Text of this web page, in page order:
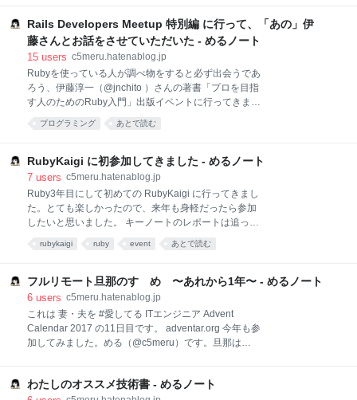
定を辞退した理由については、直接聞いてもらうか、
時期でお察しください。。 有給を使いきっていたのも
あり、もともとバッファで2週間だけ無職になること
らない、ということでTwitterで求職してみることにし
ました。 諸事情により、ゆる募。 Rails歴1年2ヶ月、
PHP歴1年、フロントエンド歴3年程度のエンジニアを
雇ってもいいよ、というところ。 その他の経歴等につ
Rails Developers Meetup 特別編 に行って、「あの」伊
藤さんとお話をさせていただいた - めるノート
15 users c5meru.hatenablog.jp
Rubyを使っている人が調べ物をすると必ず出会うであ
ろう、伊藤淳一（@jnchito ）さんの著書「プロを目指
す人のためのRuby入門」出版イベントに行ってきまし
た。 techplay.jp 著書はこちら ruby-book.jnito.com 動
機は単純で、物理の伊藤さんがひと目見たかったから
きで、そこには以下のような理由があります。 文系出
身エンジニアだから（自分も文系出身なので） 元バン
ドマンだから（自分も音楽漬けだったことがあるの
で） フルリモートだから（旦那がフルリモートなの
で） 読む人、相手の気持ちを考えているから そこに裏
話で出ていたものもありますが、過去の記事でも取り
くだり↓ blog.jnito.com ↓読む人の気持ちを
プログラミング あとで読む
RubyKaigi に初参加してきました - めるノート
7 users c5meru.hatenablog.jp
Ruby3年目にして初めての RubyKaigi に行ってきまし
た。とても楽しかったので、来年も身軽だったら参加
したいと思いました。 キーノートのレポートは追って
会社ブログにあげる予定なので、ここではセッション
以外の話を箇条書きしていきます。 知見 朝早めに行っ
なくなるらしい スポンサーのノベルティも早めに回ら
ないとなくなる 荷物は少なめがよい 飲み会が川で行わ
れるらしい カラオケではジャンル別に部屋ができるら
しい partyをしっかりチェックして、ちゃんと夜の予定
を定めるべし 前夜祭の船とコード懇親会、面白そうだ
リギリになってしまった よかったこと エモリハウスに
突撃した エモリハウス ぼっちにならない 一方で団体
rubykaigi ruby event あとで読む
フルリモート旦那のすゝめ 〜あれから1年〜 - めるノート
6 users c5meru.hatenablog.jp
これは 妻・夫を #愛してる ITエンジニア Advent
Calendar 2017 の11日目です。 adventar.org 今年も参
加してみました。める（@c5meru）です。旦那は
うございました。 c5meru.hatenablog.jp 今年は「あれ
わたしのオススメ技術書 - めるノート